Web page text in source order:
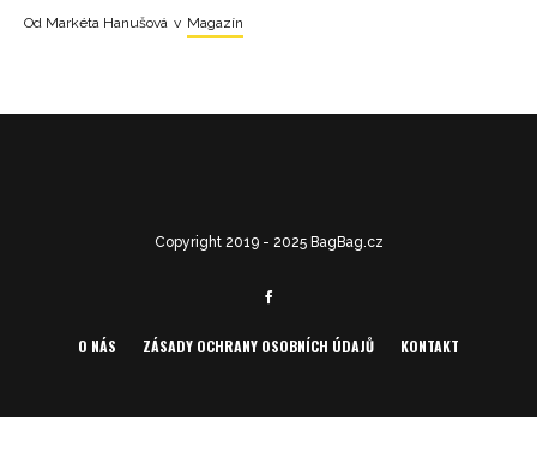
Od Markéta Hanušová v Magazín
Copyright 2019 - 2025 BagBag.cz
O NÁS ZÁSADY OCHRANY OSOBNÍCH ÚDAJŮ KONTAKT